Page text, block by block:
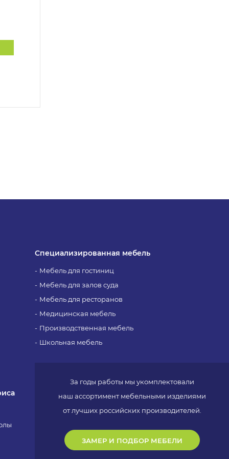
Специализированная мебель
Мебель для гостиниц
Мебель для залов суда
Мебель для ресторанов
Медицинская мебель
Производственная мебель
Школьная мебель
За годы работы мы укомплектовали
наш ассортимент мебельными изделиями
от лучших российских производителей.
ЗАМЕР И ПОДБОР МЕБЕЛИ